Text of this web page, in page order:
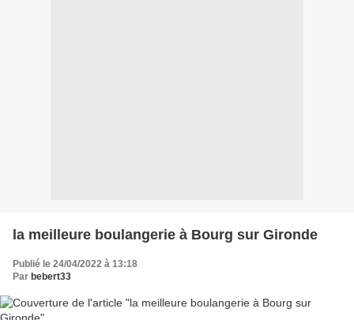
la meilleure boulangerie à Bourg sur Gironde
Publié le 24/04/2022 à 13:18
Par bebert33